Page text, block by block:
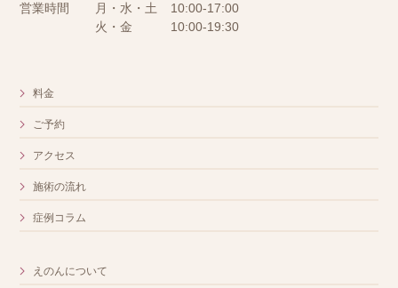
営業時間
月・水・土
10:00-17:00
火・金
10:00-19:30
料金
ご予約
アクセス
施術の流れ
症例コラム
えのんについて